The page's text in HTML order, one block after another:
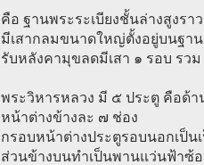
คือ ฐานพระระเบียงชั้นล่างสูงร
มีเสากลมขนาดใหญ่ตั้งอยู่บนฐา
รับหลังคามุขลดมีเสา ๑ รอบ รว
พระวิหารหลวง มี ๕ ประตู คือด้
หน้าต่างข้างละ ๗ ช่อง
กรอบหน้าต่างประตูรอบนอกเป็น
ส่วนข้างบนทำเป็นพานแว่นฟ้าซ้